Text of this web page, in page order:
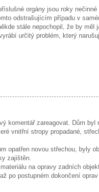
orgány jsou roky
odstrašujícím případu v
stále nepochopil, že by měl
určitý problém, který
komentář zareagovat. Dům byl
vnitřní stropy propadané,
opatřen novou střechou, byly
zajištěn.
na opravy zadních
po postupném dokončení